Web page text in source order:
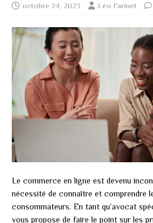
octobre 24, 2023 Léo Farinet
Le commerce en ligne est devenu
nécessité de connaître et comprendre
consommateurs. En tant qu’avocat
vous propose de faire le point sur les